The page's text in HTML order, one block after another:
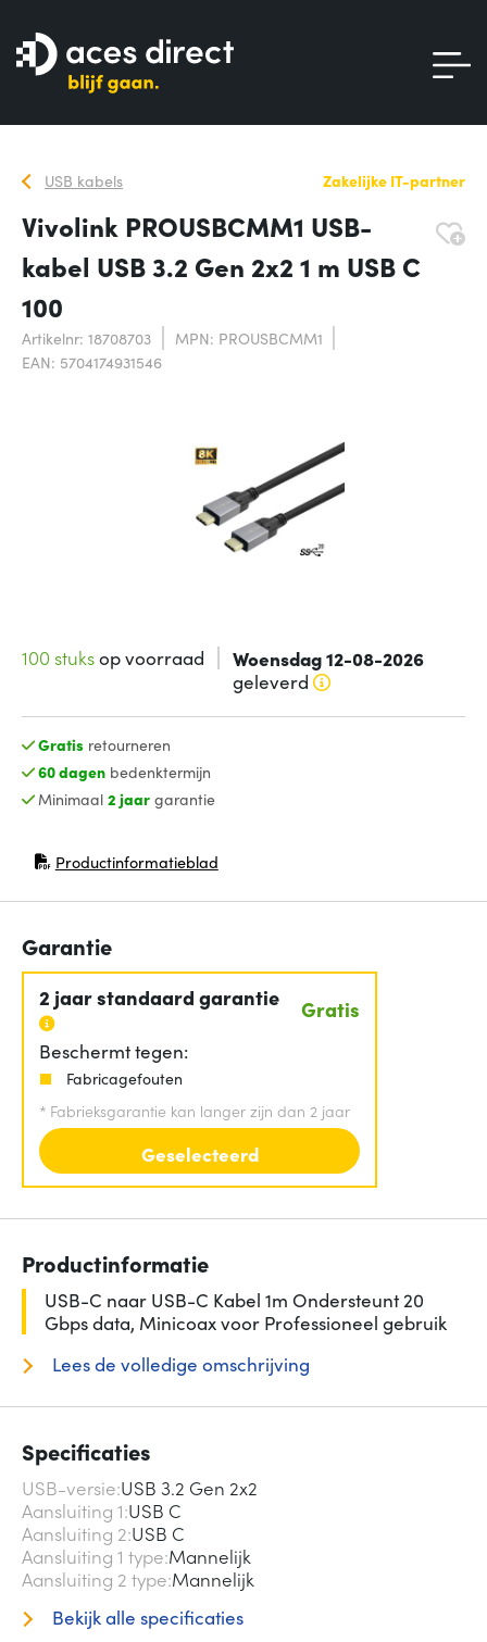
USB kabels Zakelijke IT-partner
Vivolink PROUSBCMM1 USB-
kabel USB 3.2 Gen 2x2 1 m USB C
100
Artikelnr: 18708703
MPN: PROUSBCMM1
EAN: 5704174931546
100 stuksop voorraad Woensdag 12-08-2026
geleverd
Gratis retourneren
60 dagenbedenktermijn
Minimaal 2 jaargarantie
Productinformatieblad
(opent in nieuw venster)
Garantie
2 jaar standaard garantie Gratis
Beschermt tegen:
Fabricagefouten
* Fabrieksgarantie kan langer zijn dan 2 jaar
Geselecteerd
Productinformatie
USB-C naar USB-C Kabel 1m Ondersteunt 20
Gbps data, Minicoax voor Professioneel gebruik
Lees de volledige omschrijving
Specificaties
USB-versie USB 3.2 Gen 2x2
Aansluiting 1 USB C
Aansluiting 2 USB C
Aansluiting 1 type Mannelijk
Aansluiting 2 type Mannelijk
Bekijk alle specificaties